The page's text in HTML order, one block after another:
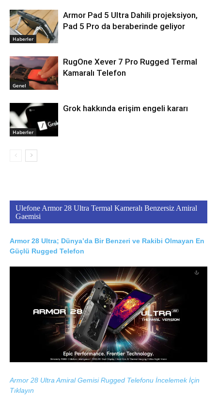
Haberler
Armor Pad 5 Ultra Dahili projeksiyon,
Pad 5 Pro da beraberinde geliyor
Genel
RugOne Xever 7 Pro Rugged Termal
Kamaralı Telefon
Haberler
Grok hakkında erişim engeli kararı
Ulefone Armor 28 Ultra Termal Kameralı Benzersiz Amiral
Gaemisi
Armor 28 Ultra; Dünya’da Bir Benzeri ve Rakibi Olmayan En
Güçlü Rugged Telefon
Armor 28 Ultra Amiral Gemisi Rugged Telefonu İncelemek İçin
Tıklayın